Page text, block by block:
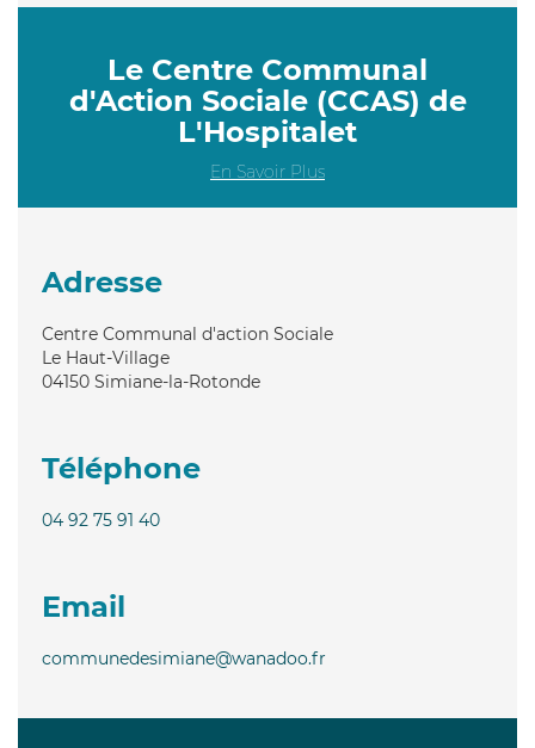
Le Centre Communal
d'Action Sociale (CCAS) de
L'Hospitalet
En Savoir Plus
Adresse
Centre Communal d'action Sociale
Le Haut-Village
04150 Simiane-la-Rotonde
Téléphone
04 92 75 91 40
Email
communedesimiane@wanadoo.fr